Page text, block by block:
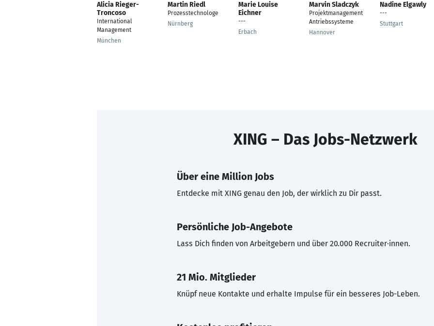
Alicia Rieger-
Troncoso
International
Management
München
Martin Riedl
Prozesstechnologe
Nürnberg
Marie Louise
Eichner
---
Erbach
Marvin Sladczyk
Projektmanagement
Antriebssysteme
Hannover
Nadine Elgawly
---
Stuttgart
XING – Das Jobs-Netzwerk
Über eine Million Jobs
Entdecke mit XING genau den Job, der wirklich zu Dir passt.
Persönliche Job-Angebote
Lass Dich finden von Arbeitgebern und über 20.000 Recruiter·innen.
21 Mio. Mitglieder
Knüpf neue Kontakte und erhalte Impulse für ein besseres Job-Leben.